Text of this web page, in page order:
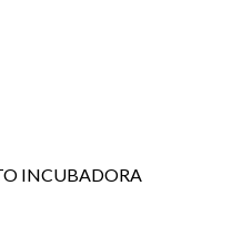
INCUBADORA